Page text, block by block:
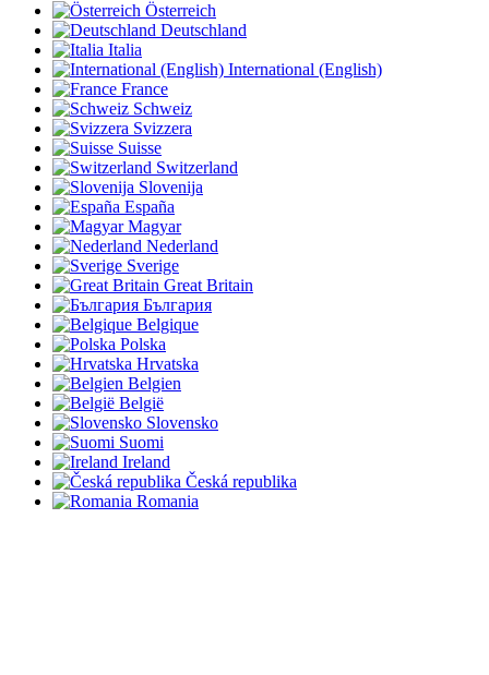
Österreich
Deutschland
Italia
International (English)
France
Schweiz
Svizzera
Suisse
Switzerland
Slovenija
España
Magyar
Nederland
Sverige
Great Britain
България
Belgique
Polska
Hrvatska
Belgien
België
Slovensko
Suomi
Ireland
Česká republika
Romania